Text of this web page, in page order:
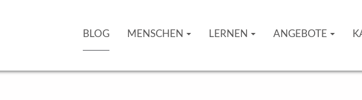
BLOG MENSCHEN LERNEN ANGEBOTE